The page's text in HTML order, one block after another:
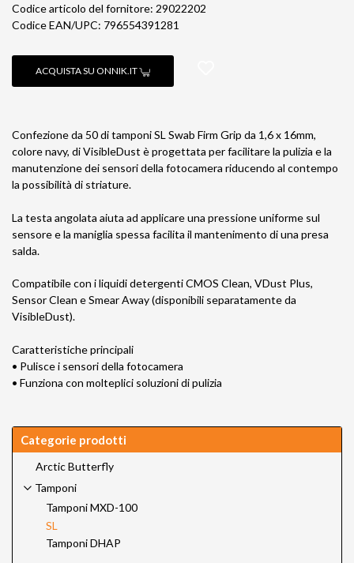
Codice articolo del fornitore: 29022202
Codice EAN/UPC: 796554391281
ACQUISTA SU ONNIK.IT
Confezione da 50 di tamponi SL Swab Firm Grip da 1,6 x 16mm,
colore navy, di VisibleDust è progettata per facilitare la pulizia e la
manutenzione dei sensori della fotocamera riducendo al contempo
la possibilità di striature.
La testa angolata aiuta ad applicare una pressione uniforme sul
sensore e la maniglia spessa facilita il mantenimento di una presa
salda.
Compatibile con i liquidi detergenti CMOS Clean, VDust Plus,
Sensor Clean e Smear Away (disponibili separatamente da
VisibleDust).
Caratteristiche principali
• Pulisce i sensori della fotocamera
• Funziona con molteplici soluzioni di pulizia
Categorie prodotti
Arctic Butterfly
Tamponi
Tamponi MXD-100
SL
Tamponi DHAP